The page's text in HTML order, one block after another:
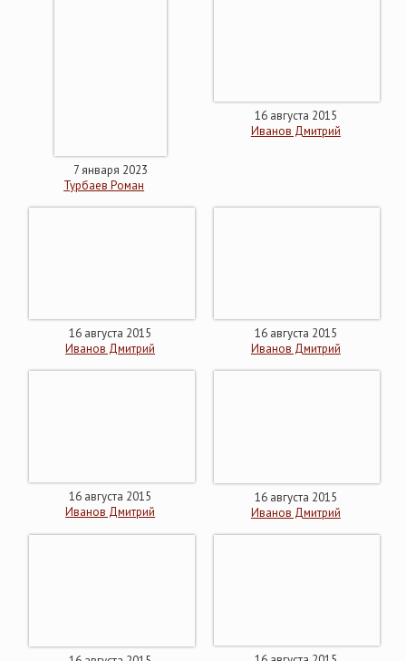
7 января 2023
Турбаев Роман
16 августа 2015
Иванов Дмитрий
16 августа 2015
Иванов Дмитрий
16 августа 2015
Иванов Дмитрий
16 августа 2015
Иванов Дмитрий
16 августа 2015
Иванов Дмитрий